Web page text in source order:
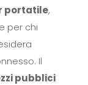
portatile,
per chi
Il
pubblici